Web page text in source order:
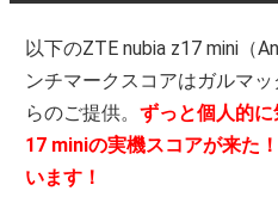
以下のZTE nubia z17 mini（
ンチマークスコアはガルマ
らのご提供。ずっと個人的
17 miniの実機スコアが来た
います！